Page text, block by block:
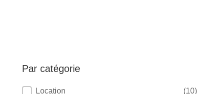
Par catégorie
Location
(10)